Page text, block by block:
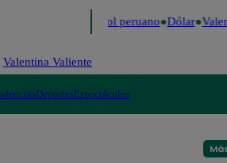
Fútbol peruano Dólar
Valentina Valiente
DeportesEspectáculos